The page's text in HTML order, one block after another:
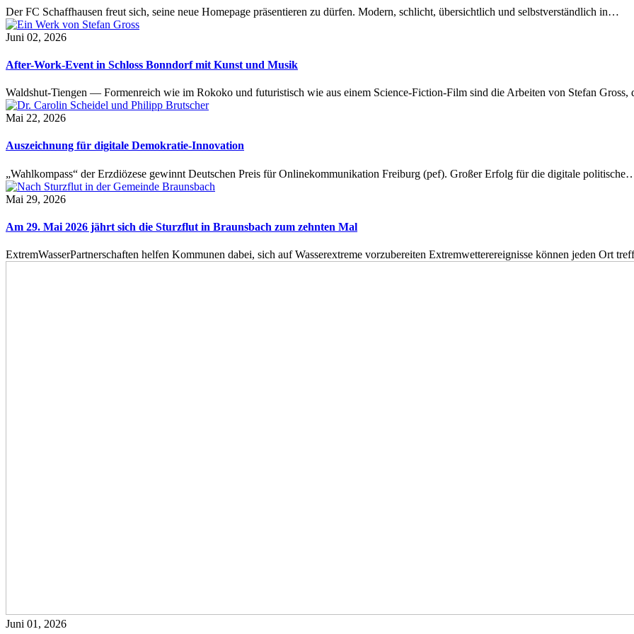
Der FC Schaffhausen freut sich, seine neue Homepage präsentieren zu dürfen. Modern, schlicht, übersichtlich und selbstverständlich in…
Juni 02, 2026
After-Work-Event in Schloss Bonndorf mit Kunst und Musik
Waldshut-Tiengen — Formenreich wie im Rokoko und futuristisch wie aus einem Science-Fiction-Film sind die Arbeiten von Stefan
Mai 22, 2026
Auszeichnung für digitale Demokratie-Innovation
„Wahlkompass“ der Erzdiözese gewinnt Deutschen Preis für Onlinekommunikation Freiburg (pef). Großer Erfolg für die digitale
Mai 29, 2026
Am 29. Mai 2026 jährt sich die Sturzflut in Braunsbach zum zehnten Mal
ExtremWasserPartnerschaften helfen Kommunen dabei, sich auf Wasserextreme vorzubereiten Extremwetterereignisse können jeden Ort
Juni 01, 2026